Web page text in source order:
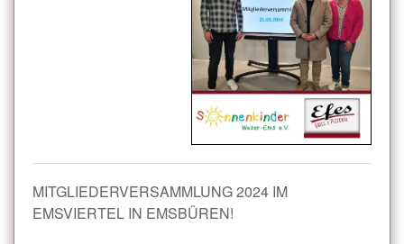
MITGLIEDERVERSAMMLUNG 2024 IM
EMSVIERTEL IN EMSBÜREN!